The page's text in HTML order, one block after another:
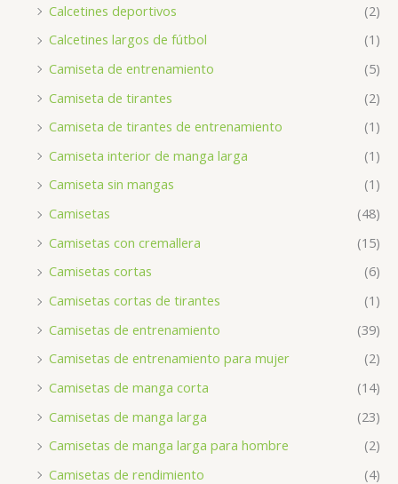
Calcetines deportivos
(2)
Calcetines largos de fútbol
(1)
Camiseta de entrenamiento
(5)
Camiseta de tirantes
(2)
Camiseta de tirantes de entrenamiento
(1)
Camiseta interior de manga larga
(1)
Camiseta sin mangas
(1)
Camisetas
(48)
Camisetas con cremallera
(15)
Camisetas cortas
(6)
Camisetas cortas de tirantes
(1)
Camisetas de entrenamiento
(39)
Camisetas de entrenamiento para mujer
(2)
Camisetas de manga corta
(14)
Camisetas de manga larga
(23)
Camisetas de manga larga para hombre
(2)
Camisetas de rendimiento
(4)